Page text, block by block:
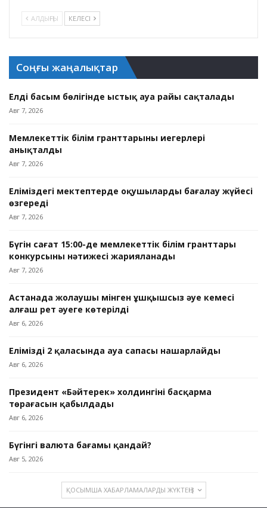
АЛДЫҢҒЫ КЕЛЕСІ
Соңғы жаңалықтар
Елдің басым бөлігінде ыстық ауа райы сақталады
Авг 7, 2026
Мемлекеттік білім гранттарының иегерлері
анықталды
Авг 7, 2026
Еліміздегі мектептерде оқушыларды бағалау жүйесі
өзгереді
Авг 7, 2026
Бүгін сағат 15:00-де мемлекеттік білім гранттары
конкурсының нәтижесі жарияланады
Авг 7, 2026
Астанада жолаушы мінген ұшқышсыз әуе кемесі
алғаш рет әуеге көтерілді
Авг 6, 2026
Еліміздің 2 қаласында ауа сапасы нашарлайды
Авг 6, 2026
Президент «Бәйтерек» холдингінің басқарма
төрағасын қабылдады
Авг 6, 2026
Бүгінгі валюта бағамы қандай?
Авг 5, 2026
ҚОСЫМША ХАБАРЛАМАЛАРДЫ ЖҮКТЕҢІЗ